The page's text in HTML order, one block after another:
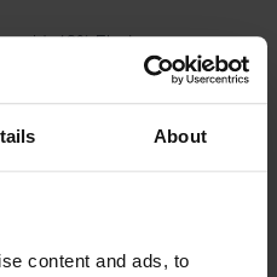
About
content and ads, to
18% Elastane
lång och bär storlek S